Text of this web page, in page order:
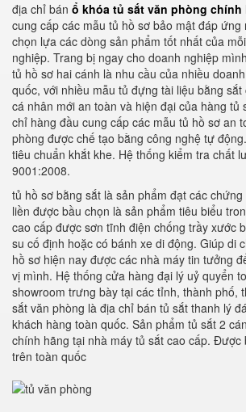
địa chỉ bán ổ khóa tủ sắt văn phòng chính
cung cấp các mẫu tủ hồ sơ bảo mật đáp
chọn lựa các dòng sản phẩm tốt nhất của
nghiệp. Trang bị ngay cho doanh nghiệp
tủ hồ sơ hai cánh là nhu cầu của nhiều
quốc, với nhiều mẫu tủ đựng tài liệu bằng sắt
cá nhân mới an toàn và hiện đại của hàng tủ
chỉ hàng đầu cung cấp các mẫu tủ hồ sơ an
phòng được chế tạo bằng công nghệ tự
tiêu chuẩn khắt khe. Hệ thống kiểm tra chất
9001:2008.
tủ hồ sơ bằng sắt là sản phẩm đạt các
liền được bầu chọn là sản phẩm tiêu biểu
cao cấp được sơn tĩnh điện chống trầy xước
su cố định hoặc có bánh xe di động. Giúp di
hồ sơ hiện nay được các nhà máy tin tưởng
vị mình. Hệ thống cửa hàng đại lý uỷ quyển
showroom trưng bày tại các tỉnh, thành phố,
sắt văn phòng là địa chỉ bán tủ sắt thanh lý
khách hàng toàn quốc. Sản phẩm tủ sắt 2
chính hãng tại nhà máy tủ sắt cao cấp. Được
trên toàn quốc